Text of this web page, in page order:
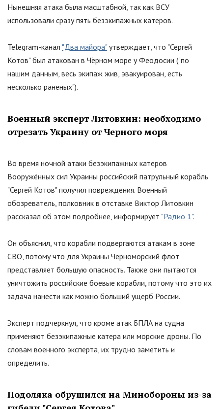
Нынешняя атака была масштабной, так как ВСУ
использовали сразу пять безэкипажных катеров.
Telegram-канал "Два майора"утверждает, что "Сергей
Котов"был атакован в Чёрном море у Феодосии ("по
нашим данным, весь экипаж жив, эвакуирован, есть
несколько раненых").
Военный эксперт Литовкин: необходимо
отрезать Украину от Черного моря
Во время ночной атаки безэкипажных катеров
Вооружённых сил Украины российский патрульный корабль
"Сергей Котов"получил повреждения. Военный
обозреватель, полковник в отставке Виктор Литовкин
рассказал об этом подробнее, информирует "Радио 1".
Он объяснил, что корабли подвергаются атакам в зоне
СВО, потому что для Украины Черноморский флот
представляет большую опасность. Также они пытаются
уничтожить российские боевые корабли, потому что это их
задача нанести как можно больший ущерб России.
Эксперт подчеркнул, что кроме атак БПЛА на судна
применяют безэкипажные катера или морские дроны. По
словам военного эксперта, их трудно заметить и
определить.
Подоляка обрушился на Минобороны из-за